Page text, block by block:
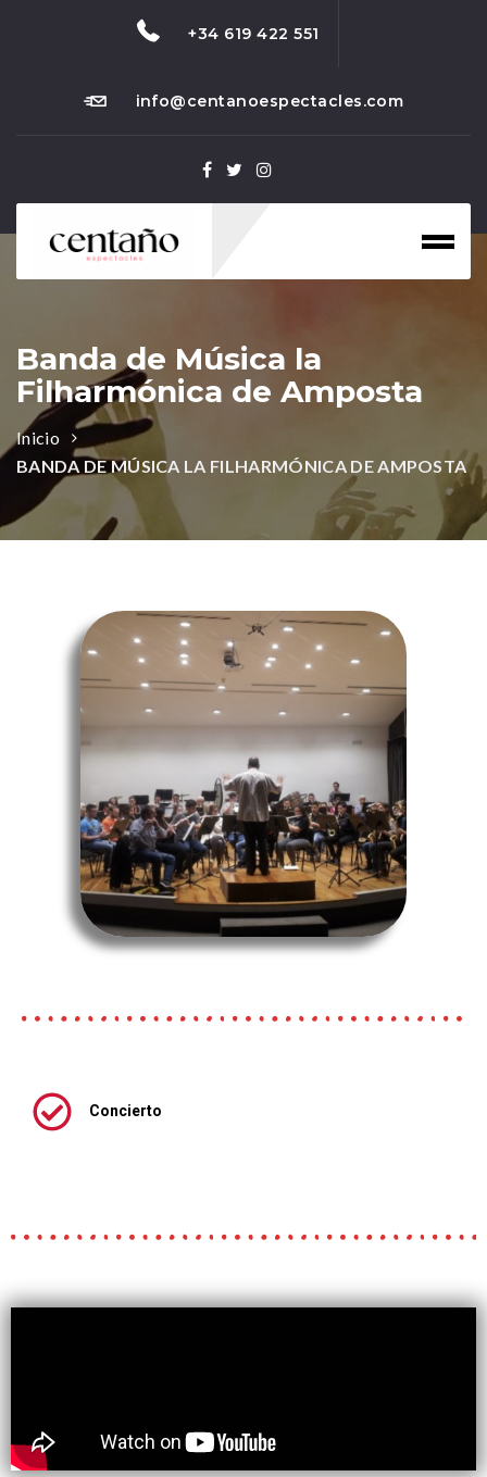
+34 619 422 551
info@centanoespectacles.com
Banda de Música la
Filharmónica de Amposta
Inicio
BANDA DE MÚSICA LA FILHARMÓNICA DE AMPOSTA
Concierto